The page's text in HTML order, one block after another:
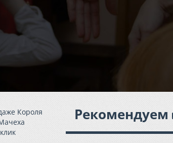
Короля
Рекомендуем